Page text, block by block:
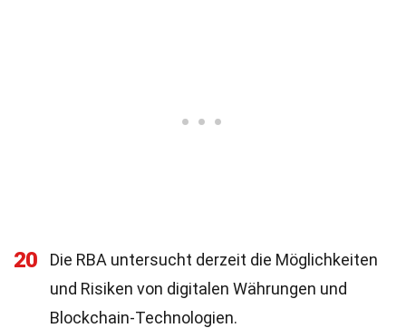
20
Die RBA untersucht derzeit die Möglichkeiten
und Risiken von digitalen Währungen und
Blockchain-Technologien.